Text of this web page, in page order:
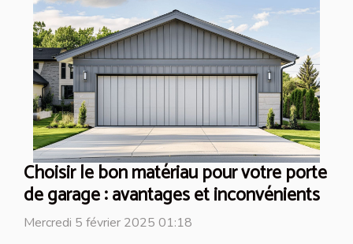
Choisir le bon matériau pour votre porte
de garage : avantages et inconvénients
Mercredi 5 février 2025 01:18